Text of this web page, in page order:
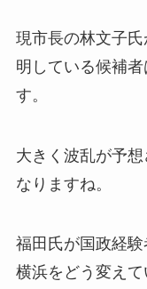
現市長の林文子
明している候補
す。
大きく波乱が予
なりますね。
福田氏が国政経
横浜をどう変え